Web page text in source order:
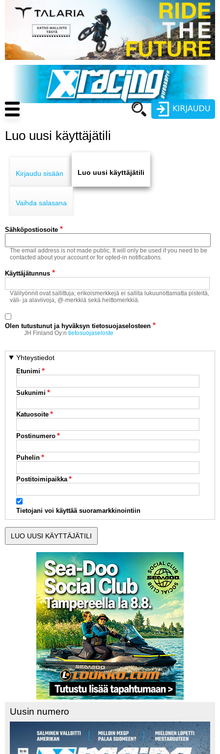
pääsisältöön
Käyttäjätunnus
Main
navigation
ENDURO
MOTOCROSS
MUUT LAJIT
YLEISTÄ ALALTA
LUE DIGILEHDET
ASIAKASPALVELU JA
MEDIATIEDOT
YHTEYSTIEDOT
Luo uusi käyttäjätili
tabs
Kirjaudu sisään Luo uusi käyttäjätili
Vaihda salasana
Sähköpostiosoite
The email address is not made public. It will only be used if you need to be
contacted about your account or for opted-in notifications.
Käyttäjätunnus
Välilyönnit ovat sallittuja; erikoismerkkejä ei sallita lukuunottamatta pisteitä,
väli- ja alaviivoja, @-merkkiä sekä heittomerkkiä.
Olen tutustunut ja hyväksyn tietosuojaselosteen
JH Finland Oy:ntietosuojaseloste
Yhteystiedot
Etunimi
Sukunimi
Katuosoite
Postinumero
Puhelin
Postitoimipaikka
Tietojani voi käyttää suoramarkkinointiin
Uusin numero